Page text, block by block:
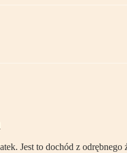
Jest to dochód z odrębnego